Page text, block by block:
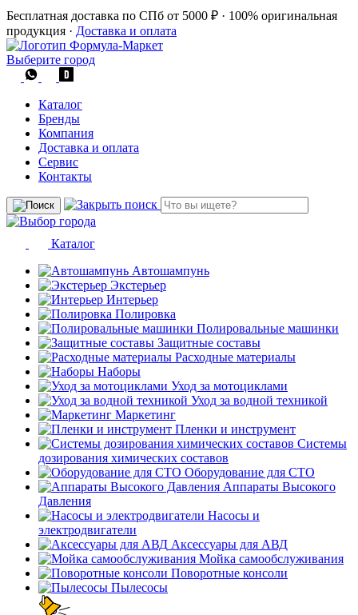
Бесплатная доставка по СПб от 5000 ₽ · 100% оригинальная
продукция · Доставка и оплата
Выберите город
Каталог
Бренды
Компания
Доставка и оплата
Сервис
Контакты
Каталог
Автошампунь
Экстерьер
Интерьер
Полировка
Полировальные машинки
Защитные составы
Расходные материалы
Наборы
Уход за мотоциклами
Уход за водной техникой
Маркетинг
Пленки и инструмент
Системы
дозирования химических составов
Оборудование для СТО
Аппараты Высокого
Давления
Насосы и
электродвигатели
Аксессуары для АВД
Мойка самообслуживания
Поворотные консоли
Пылесосы